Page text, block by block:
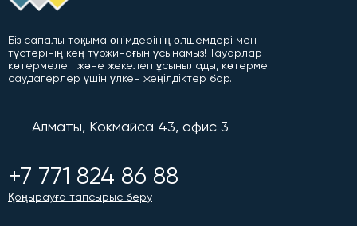
Біз сапалы тоқыма өнімдерінің өлшемдері мен
түстерінің кең түржинағын ұсынамыз! Тауарлар
көтермелеп және жекелеп ұсынылады, көтерме
саудагерлер үшін үлкен жеңілдіктер бар.
Алматы, Кокмайса 43, офис 3
+7 771 824 86 88
Қоңырауға тапсырыс беру